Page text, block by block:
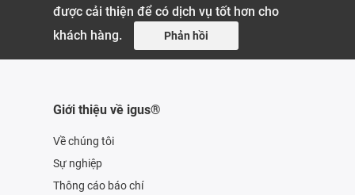
được cải thiện để có dịch vụ tốt hơn cho
khách hàng.
Phản hồi
Giới thiệu về igus®
Về chúng tôi
Sự nghiệp
Thông cáo báo chí